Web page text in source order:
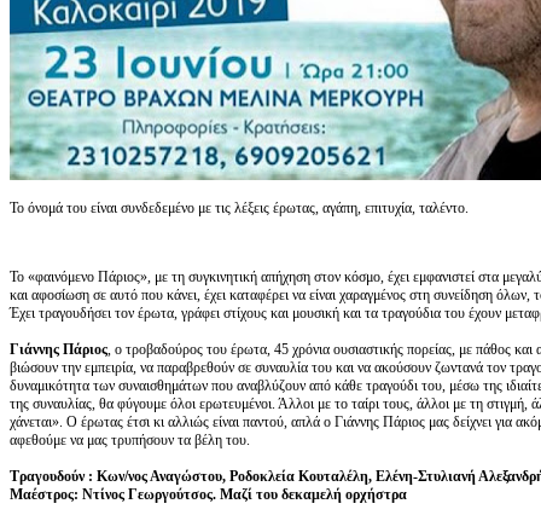
Το όνομά του είναι συνδεδεμένο με τις λέξεις έρωτας, αγάπη, επιτυχία, ταλέντο.
Το «φαινόμενο Πάριος», με τη συγκινητική απήχηση στον κόσμο, έχει εμφανιστεί στα
και αφοσίωση σε αυτό που κάνει, έχει καταφέρει να είναι χαραγμένος στη συνείδηση όλων,
Έχει τραγουδήσει τον έρωτα, γράφει στίχους και μουσική και τα τραγούδια του έχουν
Γιάννης Πάριος, ο τροβαδούρος του έρωτα, 45 χρόνια ουσιαστικής πορείας, με πάθος
βιώσουν την εμπειρία, να παραβρεθούν σε συναυλία του και να ακούσουν ζωντανά τον
δυναμικότητα των συναισθημάτων που αναβλύζουν από κάθε τραγούδι του, μέσω της
της συναυλίας, θα φύγουμε όλοι ερωτευμένοι. Άλλοι με το ταίρι τους, άλλοι με τη
χάνεται». Ο έρωτας έτσι κι αλλιώς είναι παντού, απλά ο Γιάννης Πάριος μας δείχνει για
αφεθούμε να μας τρυπήσουν τα βέλη του.
Τραγουδούν : Κων/νος Αναγώστου, Ροδοκλεία Κουταλέλη, Ελένη-Στυλιανή
Μαέστρος: Ντίνος Γεωργούτσος. Μαζί του δεκαμελή ορχήστρα